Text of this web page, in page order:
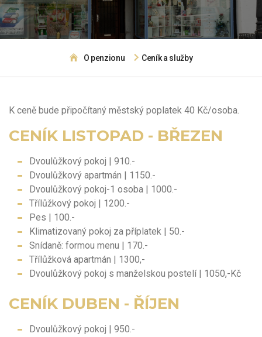
O penzionu Ceník a služby
K ceně bude připočítaný městský poplatek 40 Kč/osoba.
CENÍK LISTOPAD - BŘEZEN
Dvoulůžkový pokoj | 910.-
Dvoulůžkový apartmán | 1150.-
Dvoulůžkový pokoj-1 osoba | 1000.-
Třílůžkový pokoj | 1200.-
Pes | 100.-
Klimatizovaný pokoj za příplatek | 50.-
Snídaně: formou menu | 170.-
Třílůžková apartmán | 1300,-
Dvoulůžkový pokoj s manželskou postelí | 1050,-Kč
CENÍK DUBEN - ŘÍJEN
Dvoulůžkový pokoj | 950.-